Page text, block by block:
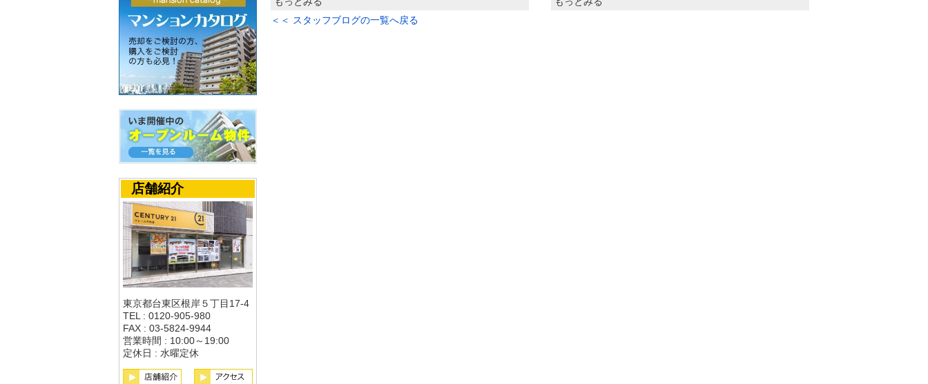
＜＜ スタッフブログの一覧へ戻る
店舗紹介
東京都台東区根岸５丁目17-4
TEL : 0120-905-980
FAX : 03-5824-9944
営業時間 : 10:00～19:00
定休日 : 水曜定休